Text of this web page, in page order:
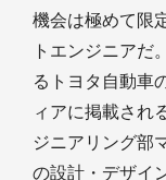
機会は極めて限
トエンジニアだ
るトヨタ自動車
ィアに掲載され
ジニアリング部
の設計・デザイ